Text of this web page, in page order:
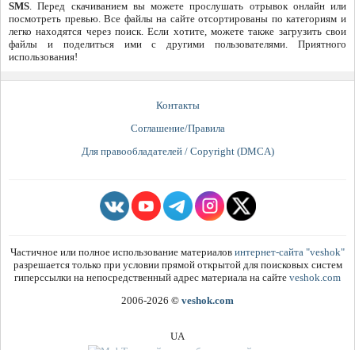
SMS. Перед скачиванием вы можете прослушать отрывок онлайн или
посмотреть превью. Все файлы на сайте отсортированы по категориям и
легко находятся через поиск. Если хотите, можете также загрузить свои
файлы и поделиться ими с другими пользователями. Приятного
использования!
Контакты
Соглашение/Правила
Для правообладателей / Copyright (DMCA)
Частичное или полное использование материалов интернет-сайта "veshok"
разрешается только при условии прямой открытой для поисковых систем
гиперссылки на непосредственный адрес материала на сайте veshok.com
2006-2026 © veshok.com
UA